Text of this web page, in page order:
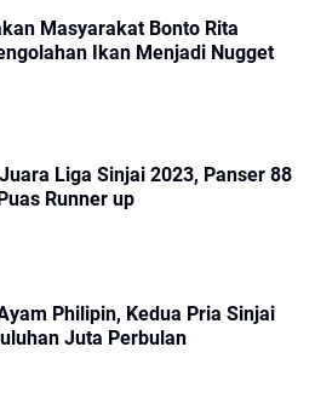
Masyarakat Bonto Rita
Ikan Menjadi Nugget
Liga Sinjai 2023, Panser 88
Runner up
Philipin, Kedua Pria Sinjai
Juta Perbulan